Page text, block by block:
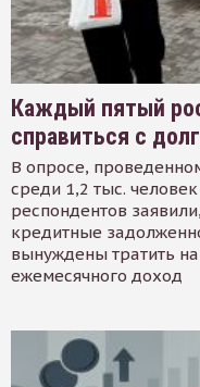
Каждый пятый
справиться с
В опросе,
среди 1,2 тыс.
респондентов
кредитные
вынуждены тратить
ежемесячного доход